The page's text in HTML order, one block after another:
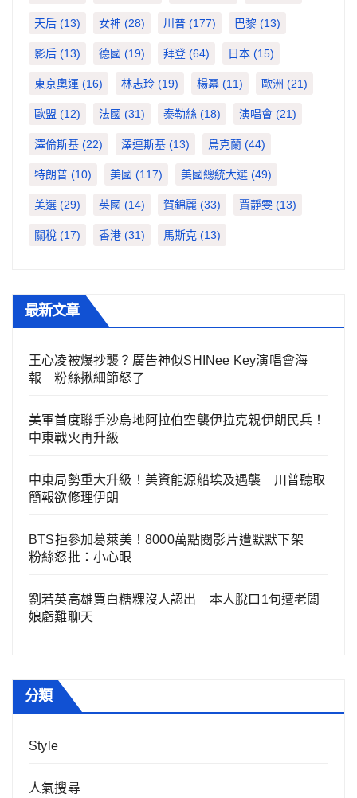
天后 (13) 女神 (28) 川普 (177) 巴黎 (13)
影后 (13) 德國 (19) 拜登 (64) 日本 (15)
東京奧運 (16) 林志玲 (19) 楊冪 (11) 歐洲 (21)
歐盟 (12) 法國 (31) 泰勒絲 (18) 演唱會 (21)
澤倫斯基 (22) 澤連斯基 (13) 烏克蘭 (44)
特朗普 (10) 美國 (117) 美國總統大選 (49)
美選 (29) 英國 (14) 賀錦麗 (33) 賈靜雯 (13)
關稅 (17) 香港 (31) 馬斯克 (13)
最新文章
王心凌被爆抄襲？廣告神似SHINee Key演唱會海
報 粉絲揪細節怒了
美軍首度聯手沙烏地阿拉伯空襲伊拉克親伊朗民兵！
中東戰火再升級
中東局勢重大升級！美資能源船埃及遇襲 川普聽取
簡報欲修理伊朗
BTS拒參加葛萊美！8000萬點閱影片遭默默下架
粉絲怒批：小心眼
劉若英高雄買白糖粿沒人認出 本人脫口1句遭老闆
娘虧難聊天
分類
Style
人氣搜尋